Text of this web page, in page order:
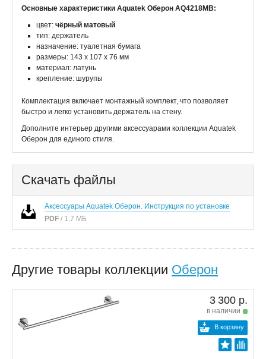
Основные характеристики Aquatek Оберон AQ4218MB:
цвет: чёрный матовый
тип: держатель
назначение: туалетная бумага
размеры: 143 х 107 х 76 мм
материал: латунь
крепление: шурупы
Комплектация включает монтажный комплект, что позволяет
быстро и легко установить держатель на стену.
Дополните интерьер другими аксессуарами коллекции Aquatek
Оберон для единого стиля.
Скачать файлы
Аксессуары Aquatek Оберон. Инструкция по установке
PDF / 1,7 МБ
Другие товары коллекции Оберон
3 300 р.
в наличии
В корзину